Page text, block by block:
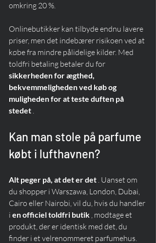
omkring 20 %.
Onlinebutikker kan tilbyde endnu lavere
priser, men det indebærer risikoen ved at
købe fra mindre pålidelige kilder. Med
toldfri betaling betaler du for
sikkerheden for ægthed,
bekvemmeligheden ved køb og
muligheden for at teste duften på
stedet .
Kan man stole på parfume
købt i lufthavnen?
Alt peger på, at det er det . Uanset om
du shopper i Warszawa, London, Dubai,
Cairo eller Nairobi, vil du, hvis du handler
i en officiel toldfri butik , modtage et
produkt, der er identisk med det, du
finder i et velrenommeret parfumehus.